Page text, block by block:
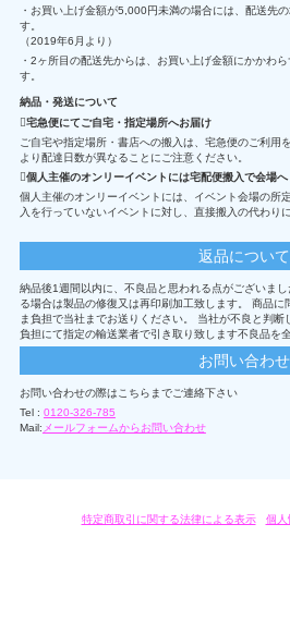
・お買い上げ金額が5,000円未満の場合には、配送先
す。
（2019年6月より）
・2ヶ所目の配送先からは、お買い上げ金額にかかわ
す。
納品・発送について
宅急便にてご自宅・指定場所へお届け
ご自宅や指定場所・書店への搬入は、宅急便のご利用
より配達日数が異なることにご注意ください。
個人主催のオンリーイベントには宅配便搬入で会場へ
個人主催のオンリーイベントには、イベント会場の所
入を行っていないイベントに対し、直接搬入の代わり
返品について
納品後1週間以内に、不良品と思われる点がございま
る場合は製品の修復又は再印刷加工致します。 商品に
ま負担で当社までお送りください。 当社が不良と判
負担にて指定の輸送業者で引き取り致します不良品を
お問い合わせ
お問い合わせの際はこちらまでご連絡下さい
Tel : 0120-326-785
Mail: メールフォームからお問い合わせ
特定商取引に関する法律による表示/ 個人